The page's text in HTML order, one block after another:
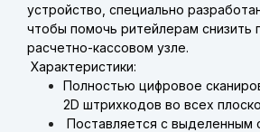
устройство, специально
чтобы помочь ритейлерам снизить
расчетно-кассовом узле.
Характеристики:
Полностью цифровое
2D штрихкодов во всех
Поставляется с выделенным